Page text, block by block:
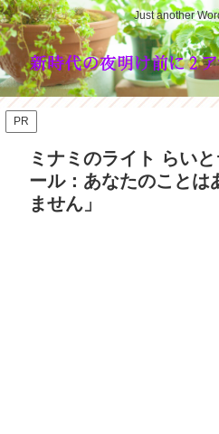
Just another
PR
ミナミのライト らい
ール：あなたのことは
ません」